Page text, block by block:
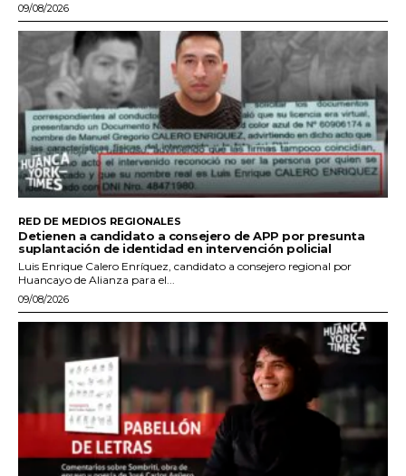
09/08/2026
RED DE MEDIOS REGIONALES
Detienen a candidato a consejero de APP por presunta
suplantación de identidad en intervención policial
Luis Enrique Calero Enríquez, candidato a consejero regional por
Huancayo de Alianza para el...
09/08/2026